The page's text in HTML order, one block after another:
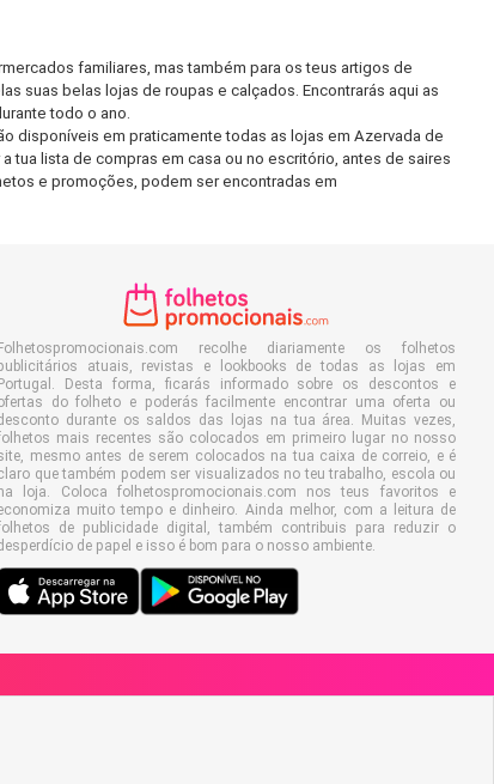
familiares, mas também para os teus artigos de
suas belas lojas de roupas e calçados. Encontrarás aqui as
todo o ano.
disponíveis em praticamente todas as lojas em Azervada de
tua lista de compras em casa ou no escritório, antes de saires
e promoções, podem ser encontradas em
Folhetospromocionais.com recolhe diariamente os folhetos
atuais, revistas e lookbooks de todas as lojas em
Portugal. Desta forma, ficarás informado sobre os descontos e
do folheto e poderás facilmente encontrar uma oferta ou
durante os saldos das lojas na tua área. Muitas vezes,
mais recentes são colocados em primeiro lugar no nosso
mesmo antes de serem colocados na tua caixa de correio, e é
que também podem ser visualizados no teu trabalho, escola ou
loja. Coloca folhetospromocionais.com nos teus favoritos e
muito tempo e dinheiro. Ainda melhor, com a leitura de
de publicidade digital, também contribuis para reduzir o
de papel e isso é bom para o nosso ambiente.